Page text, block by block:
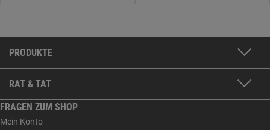
PRODUKTE
RAT & TAT
FRAGEN ZUM SHOP
Mein Konto